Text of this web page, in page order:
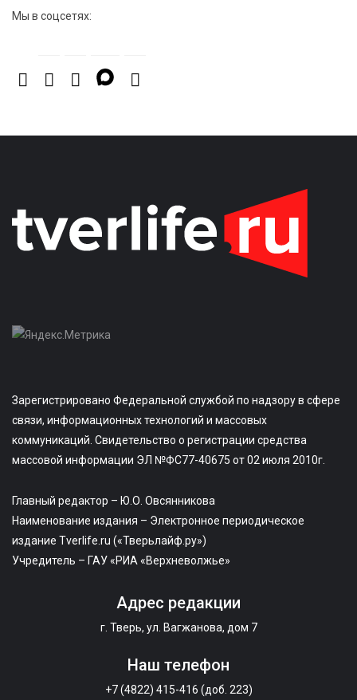
Мы в соцсетях:
Зарегистрировано Федеральной службой по надзору в сфере
связи, информационных технологий и массовых
коммуникаций. Свидетельство о регистрации средства
массовой информации ЭЛ №ФС77-40675 от 02 июля 2010г.
Главный редактор – Ю.О. Овсянникова
Наименование издания – Электронное периодическое
издание Tverlife.ru («Тверьлайф.ру»)
Учредитель – ГАУ «РИА «Верхневолжье»
Адрес редакции
г. Тверь, ул. Вагжанова, дом 7
Наш телефон
+7 (4822) 415-416 (доб. 223)